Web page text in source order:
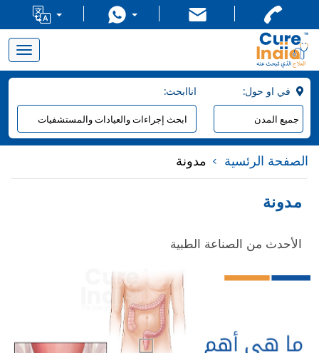
Toggle
navigation
:اناابحث
الصفحة الرئسية مدونة
مدونة
الأحدث من الصناعة الطبية